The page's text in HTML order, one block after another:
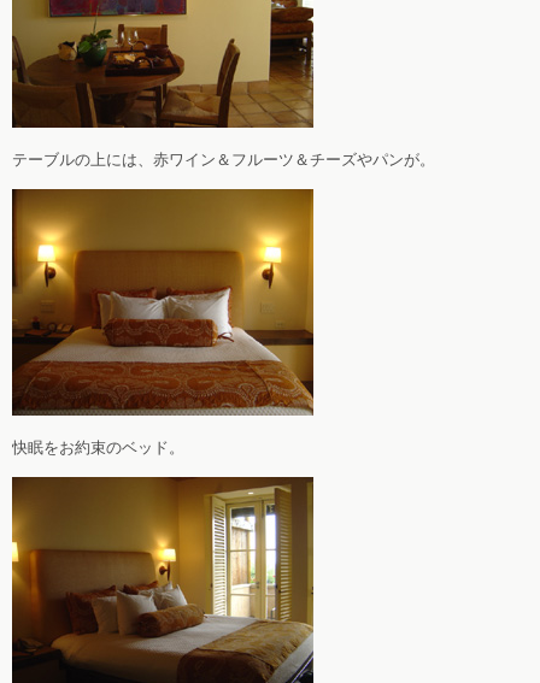
テーブルの上には、赤ワイン＆フルーツ＆チーズやパンが。
快眠をお約束のベッド。